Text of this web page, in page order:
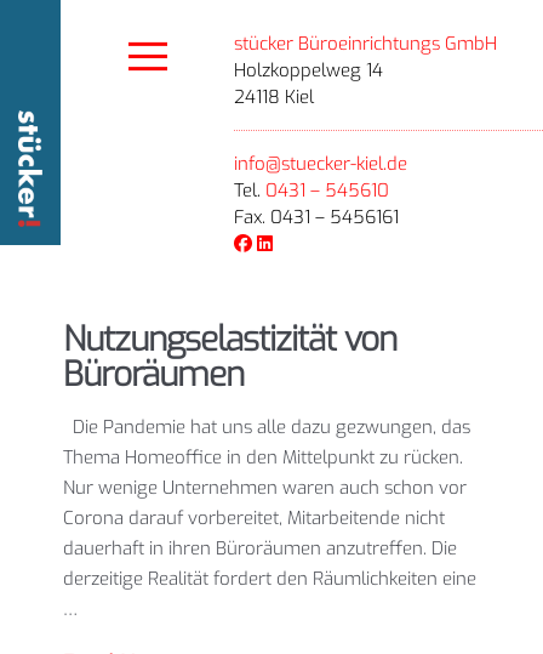
stücker Büroeinrichtungs GmbH
Holzkoppelweg 14
24118 Kiel
info@stuecker-kiel.de
Tel. 0431 – 545610
Fax. 0431 – 5456161
Nutzungselastizität von
Büroräumen
Die Pandemie hat uns alle dazu gezwungen, das
Thema Homeoffice in den Mittelpunkt zu rücken.
Nur wenige Unternehmen waren auch schon vor
Corona darauf vorbereitet, Mitarbeitende nicht
dauerhaft in ihren Büroräumen anzutreffen. Die
derzeitige Realität fordert den Räumlichkeiten eine
…